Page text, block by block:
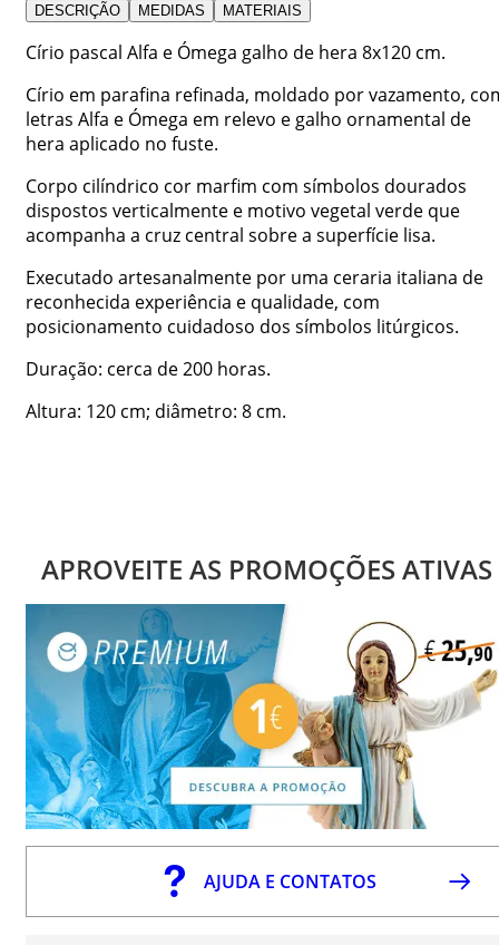
DESCRIÇÃO MEDIDAS MATERIAIS
Círio pascal Alfa e Ómega galho de hera 8x120 cm.
Círio em parafina refinada, moldado por vazamento,
letras Alfa e Ómega em relevo e galho ornamental de
hera aplicado no fuste.
Corpo cilíndrico cor marfim com símbolos dourados
dispostos verticalmente e motivo vegetal verde que
acompanha a cruz central sobre a superfície lisa.
Executado artesanalmente por uma ceraria italiana de
reconhecida experiência e qualidade, com
posicionamento cuidadoso dos símbolos litúrgicos.
Duração: cerca de 200 horas.
Altura: 120 cm; diâmetro: 8 cm.
APROVEITE AS PROMOÇÕES ATIVAS
AJUDA E CONTATOS